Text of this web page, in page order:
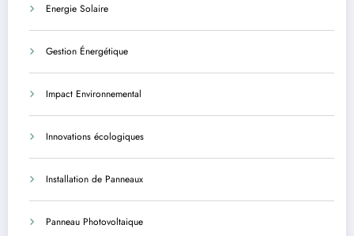
Energie Solaire
Gestion Énergétique
Impact Environnemental
Innovations écologiques
Installation de Panneaux
Panneau Photovoltaique